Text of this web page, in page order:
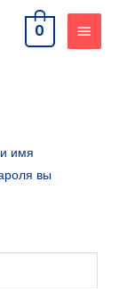
0
имя
вы